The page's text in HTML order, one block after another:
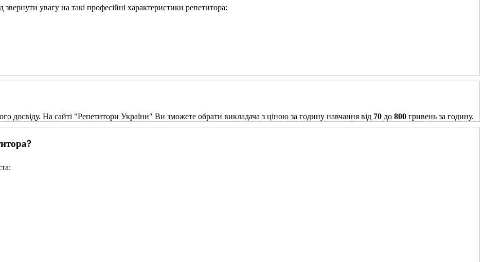
звернути увагу на такі професійні характеристики репетитора:
досвіду. На сайті "Репетитори України" Ви зможете обрати викладача з ціною за годину навчання від 70 до 800 гривень за годину.